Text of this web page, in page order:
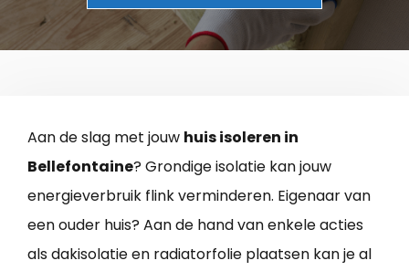
Aan de slag met jouw huis isoleren in
Bellefontaine? Grondige isolatie kan jouw
energieverbruik flink verminderen. Eigenaar van
een ouder huis? Aan de hand van enkele acties
als dakisolatie en radiatorfolie plaatsen kan je al